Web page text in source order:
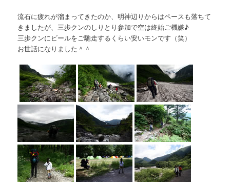
流石に疲れが溜まってきたのか、明神辺りからはペースも落ちて
きましたが、三歩クンのしりとり参加で空は終始ご機嫌♪
三歩クンにビールをご馳走するくらい安いモンです（笑）
お世話になりました＾＾